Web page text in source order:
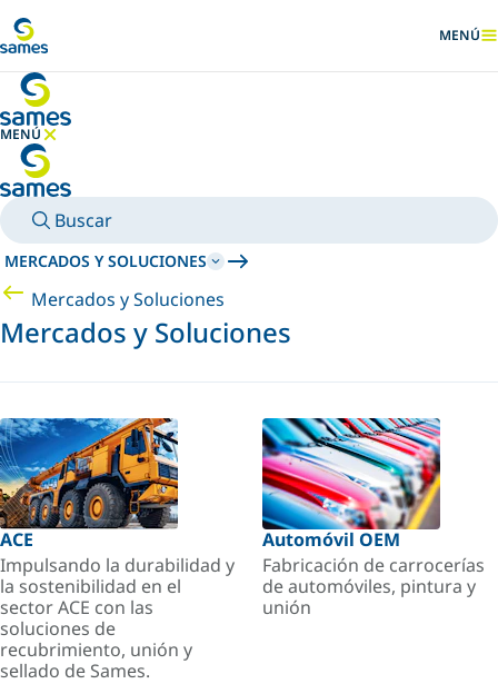
MENÚ
MENÚ
OCULTAR MENÚ
Buscar
MERCADOS Y SOLUCIONES
Mercados y Soluciones
Mercados y Soluciones
ACE
Impulsando la durabilidad y
la sostenibilidad en el
sector ACE con las
soluciones de
recubrimiento, unión y
sellado de Sames.
Automóvil OEM
Fabricación de carrocerías
de automóviles, pintura y
unión